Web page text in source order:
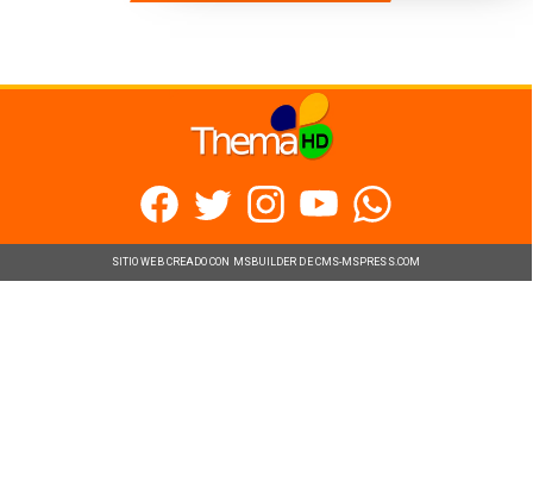
SITIO WEB CREADO CON MSBUILDER DE CMS-MSPRESS.COM